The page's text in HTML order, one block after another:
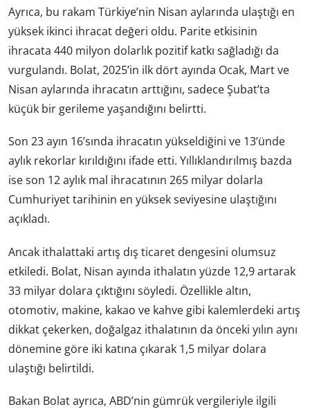
Ayrıca, bu rakam Türkiye’nin Nisan aylarında ulaştığı en
yüksek ikinci ihracat değeri oldu. Parite etkisinin
ihracata 440 milyon dolarlık pozitif katkı sağladığı da
vurgulandı. Bolat, 2025’in ilk dört ayında Ocak, Mart ve
Nisan aylarında ihracatın arttığını, sadece Şubat’ta
küçük bir gerileme yaşandığını belirtti.
Son 23 ayın 16’sında ihracatın yükseldiğini ve 13’ünde
aylık rekorlar kırıldığını ifade etti. Yıllıklandırılmış bazda
ise son 12 aylık mal ihracatının 265 milyar dolarla
Cumhuriyet tarihinin en yüksek seviyesine ulaştığını
açıkladı.
Ancak ithalattaki artış dış ticaret dengesini olumsuz
etkiledi. Bolat, Nisan ayında ithalatın yüzde 12,9 artarak
33 milyar dolara çıktığını söyledi. Özellikle altın,
otomotiv, makine, kakao ve kahve gibi kalemlerdeki artış
dikkat çekerken, doğalgaz ithalatının da önceki yılın aynı
dönemine göre iki katına çıkarak 1,5 milyar dolara
ulaştığı belirtildi.
Bakan Bolat ayrıca, ABD’nin gümrük vergileriyle ilgili